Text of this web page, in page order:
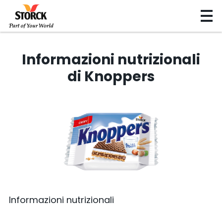
Informazioni nutrizionali
di Knoppers
Informazioni nutrizionali